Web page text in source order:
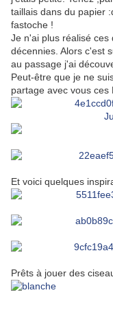
taillais dans du papier
fastoche !
Je n'ai plus réalisé
décennies. Alors c'est
au passage j'ai
Peut-être que je ne
partage avec vous ces
Et voici quelques
Prêts à jouer des